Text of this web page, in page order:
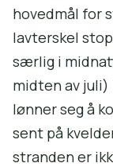
hovedmål for
lavterskel
særlig i
midten av
lønner seg å
sent på
stranden er